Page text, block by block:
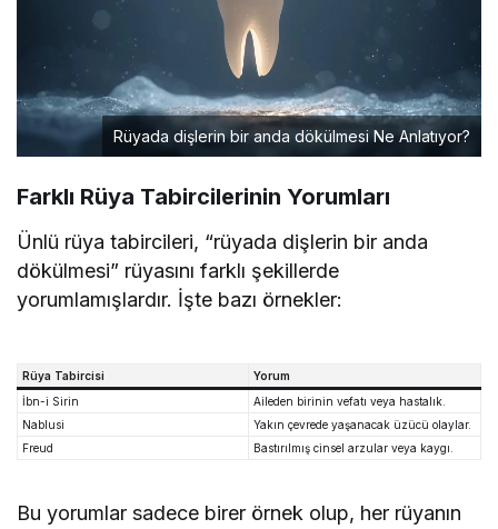
Rüyada dişlerin bir anda dökülmesi Ne Anlatıyor?
Farklı Rüya Tabircilerinin Yorumları
Ünlü rüya tabircileri, “rüyada dişlerin bir anda
dökülmesi” rüyasını farklı şekillerde
yorumlamışlardır. İşte bazı örnekler:
Rüya Tabircisi
Yorum
İbn-i Sirin
Aileden birinin vefatı veya hastalık.
Nablusi
Yakın çevrede yaşanacak üzücü olaylar.
Freud
Bastırılmış cinsel arzular veya kaygı.
Bu yorumlar sadece birer örnek olup, her rüyanın